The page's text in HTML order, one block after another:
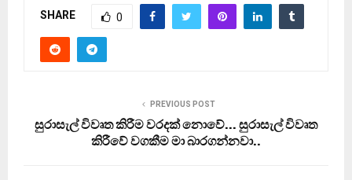
SHARE 0
PREVIOUS POST
සුරාසැල් විවෘත කිරීම වරදක් නොවේ… සුරාසැල් විවෘත
කිරීවේ වගකීම මා බාරගන්නවා..